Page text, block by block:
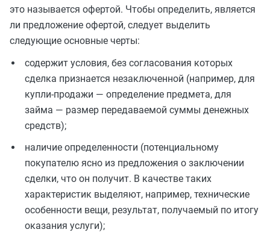
это называется офертой. Чтобы определить, является
ли предложение офертой, следует выделить
следующие основные черты:
содержит условия, без согласования которых
сделка признается незаключенной (например, для
купли-продажи — определение предмета, для
займа — размер передаваемой суммы денежных
средств);
наличие определенности (потенциальному
покупателю ясно из предложения о заключении
сделки, что он получит. В качестве таких
характеристик выделяют, например, технические
особенности вещи, результат, получаемый по итогу
оказания услуги);